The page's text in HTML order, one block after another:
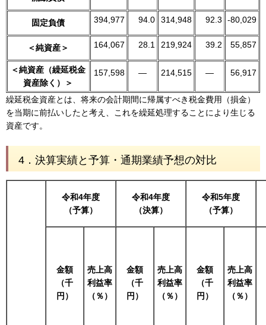
固定負債 394,977 94.0 314,948 92.3 -80,029
＜純資産＞ 164,067 28.1 219,924 39.2 55,857
＜純資産（繰延税金
資産除く）＞
157,598 ― 214,515 ― 56,917
繰延税金資産とは、将来の会計期間に帰属すべき税金費用（損金）
を当期に前払いしたと考え、これを繰延処理することにより生じる
資産です。
4．決算実績と予算・通期業績予想の対比
令和4年度
（予算）
令和4年度
（決算）
令和5年度
（予算）
金額
（千
円）
売上高
利益率
（％）
金額
（千
円）
売上高
利益率
（％）
金額
（千
円）
売上高
利益率
（％）